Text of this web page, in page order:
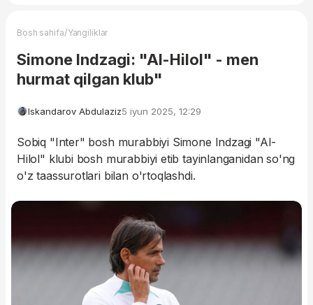
Bosh sahifa/Yangiliklar
Simone Indzagi: "Al-Hilol" - men
hurmat qilgan klub"
Iskandarov Abdulaziz5 iyun 2025, 12:29
Sobiq "Inter" bosh murabbiyi Simone Indzagi "Al-
Hilol" klubi bosh murabbiyi etib tayinlanganidan so'ng
o'z taassurotlari bilan o'rtoqlashdi.